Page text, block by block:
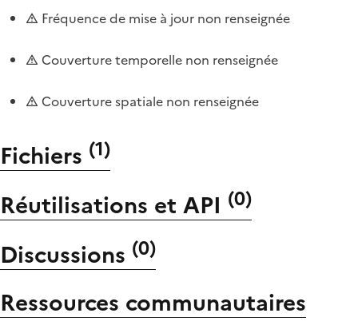
Fréquence de mise à jour non renseignée
Couverture temporelle non renseignée
Couverture spatiale non renseignée
Fichiers (1)
Réutilisations et API (0)
Discussions (0)
Ressources communautaires